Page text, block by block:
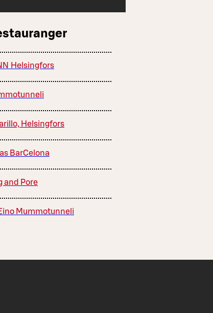
Helsingfors
Helsingfors
BarCelona
and Pore
Mummotunneli